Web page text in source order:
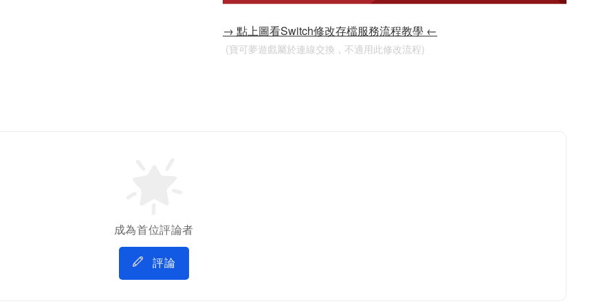
→ 點上圖看Switch修改存檔服務流程教學 ←
(寶可夢遊戲屬於連線交換，不適用此修改流程)
成為首位評論者
評論